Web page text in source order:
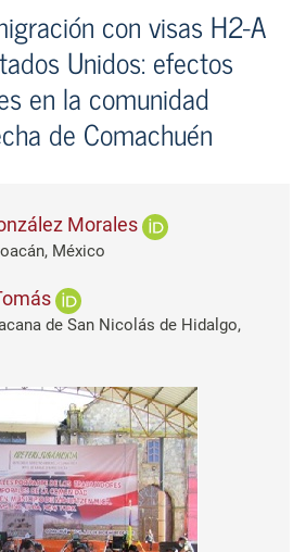
con visas H2-A
Unidos: efectos
en la comunidad
de Comachuén
Morales
México
de San Nicolás de Hidalgo,
artículo